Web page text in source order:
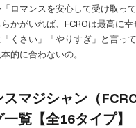
ロマンスを安心して受け取っ
らかがいれば、FCROは最高に
くさい」「やりすぎ」と言って
的に合わないの。
スマジシャン（
覧【全16タイプ】